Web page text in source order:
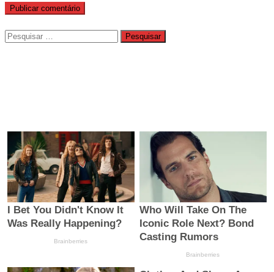
Pesquisar
por: